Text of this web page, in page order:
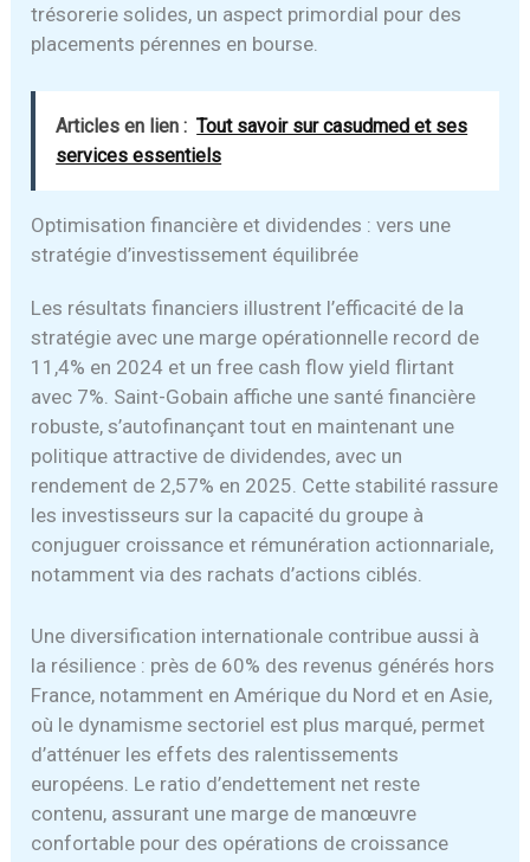
trésorerie solides, un aspect primordial pour des
placements pérennes en bourse.
Articles en lien : Tout savoir sur casudmed et ses
services essentiels
Optimisation financière et dividendes : vers une
stratégie d’investissement équilibrée
Les résultats financiers illustrent l’efficacité de la
stratégie avec une marge opérationnelle record de
11,4% en 2024 et un free cash flow yield flirtant
avec 7%. Saint-Gobain affiche une santé financière
robuste, s’autofinançant tout en maintenant une
politique attractive de dividendes, avec un
rendement de 2,57% en 2025. Cette stabilité rassure
les investisseurs sur la capacité du groupe à
conjuguer croissance et rémunération actionnariale,
notamment via des rachats d’actions ciblés.
Une diversification internationale contribue aussi à
la résilience : près de 60% des revenus générés hors
France, notamment en Amérique du Nord et en Asie,
où le dynamisme sectoriel est plus marqué, permet
d’atténuer les effets des ralentissements
européens. Le ratio d’endettement net reste
contenu, assurant une marge de manœuvre
confortable pour des opérations de croissance